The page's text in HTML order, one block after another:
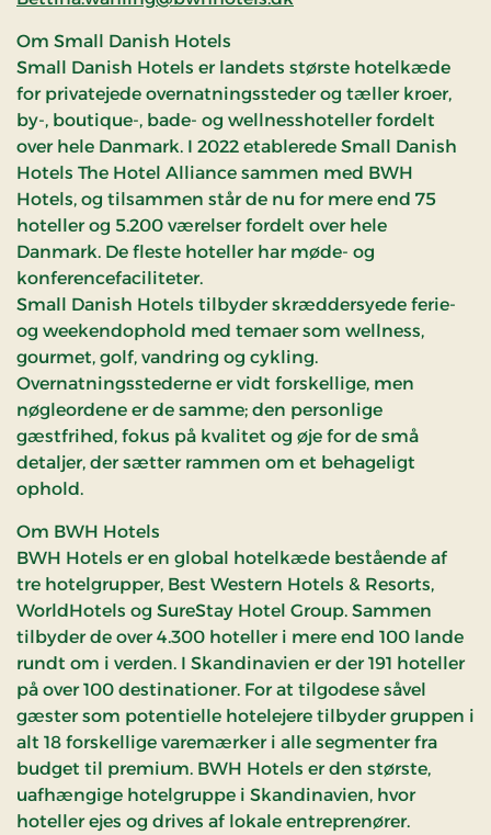
Om Small Danish Hotels
Small Danish Hotels er landets største hotelkæde
for privatejede overnatningssteder og tæller kroer,
by-, boutique-, bade- og wellnesshoteller fordelt
over hele Danmark. I 2022 etablerede Small Danish
Hotels The Hotel Alliance sammen med BWH
Hotels, og tilsammen står de nu for mere end 75
hoteller og 5.200 værelser fordelt over hele
Danmark. De fleste hoteller har møde- og
konferencefaciliteter.
Small Danish Hotels tilbyder skræddersyede ferie-
og weekendophold med temaer som wellness,
gourmet, golf, vandring og cykling.
Overnatningsstederne er vidt forskellige, men
nøgleordene er de samme; den personlige
gæstfrihed, fokus på kvalitet og øje for de små
detaljer, der sætter rammen om et behageligt
ophold.
Om BWH Hotels
BWH Hotels er en global hotelkæde bestående af
tre hotelgrupper, Best Western Hotels & Resorts,
WorldHotels og SureStay Hotel Group. Sammen
tilbyder de over 4.300 hoteller i mere end 100 lande
rundt om i verden. I Skandinavien er der 191 hoteller
på over 100 destinationer. For at tilgodese såvel
gæster som potentielle hotelejere tilbyder gruppen i
alt 18 forskellige varemærker i alle segmenter fra
budget til premium. BWH Hotels er den største,
uafhængige hotelgruppe i Skandinavien, hvor
hoteller ejes og drives af lokale entreprenører.